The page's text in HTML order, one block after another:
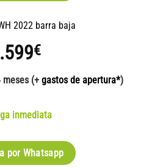
€
(+ gastos de apertura*)
inmediata
por Whatsapp